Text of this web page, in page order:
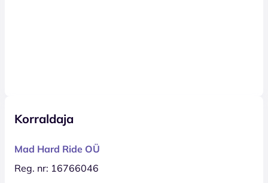
Korraldaja
Mad Hard Ride OÜ
Reg. nr: 16766046